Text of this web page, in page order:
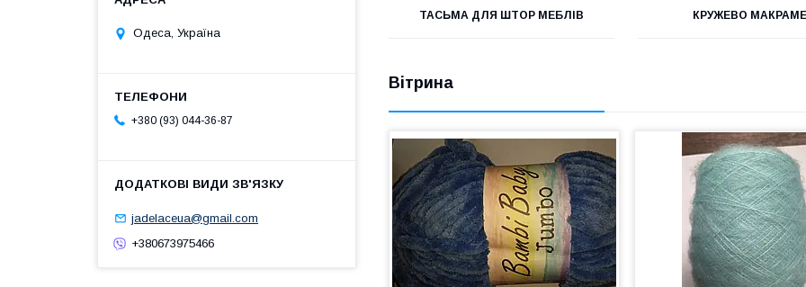
ТАСЬМА ДЛЯ ШТОР МЕБЛІВ КРУЖЕВО
Вітрина
Одеса, Україна
+380 (93) 044-36-87
jadelaceua@gmail.com
+380673975466